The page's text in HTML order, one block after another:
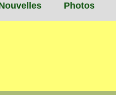
Photos